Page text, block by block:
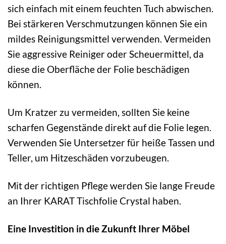
sich einfach mit einem feuchten Tuch abwischen.
Bei stärkeren Verschmutzungen können Sie ein
mildes Reinigungsmittel verwenden. Vermeiden
Sie aggressive Reiniger oder Scheuermittel, da
diese die Oberfläche der Folie beschädigen
können.
Um Kratzer zu vermeiden, sollten Sie keine
scharfen Gegenstände direkt auf die Folie legen.
Verwenden Sie Untersetzer für heiße Tassen und
Teller, um Hitzeschäden vorzubeugen.
Mit der richtigen Pflege werden Sie lange Freude
an Ihrer KARAT Tischfolie Crystal haben.
Eine Investition in die Zukunft Ihrer Möbel